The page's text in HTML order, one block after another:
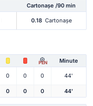
Cartonașe /90 min
0.18 Cartonașe
PEN Minute
0 0 0 44'
0 0 0 44'